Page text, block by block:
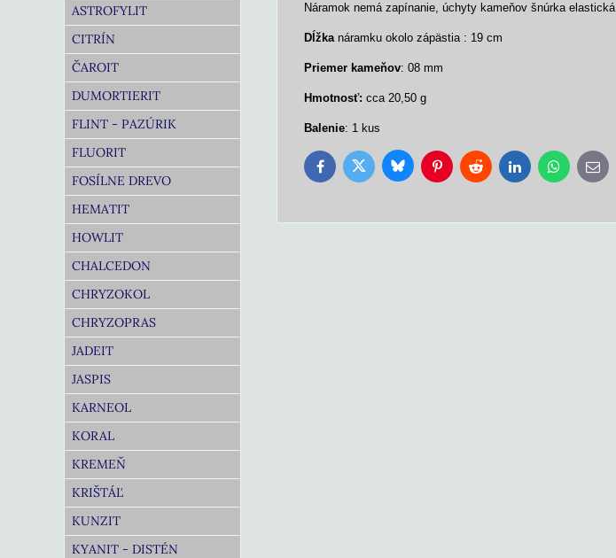
Náramok nemá zapínanie, úchyty kameňov šnúrka elastická
Dĺžkanáramku okolo zápästia : 19 cm
Priemer kameňov: 08 mm
Hmotnosť: cca 20,50 g
Balenie: 1 kus
FacebookTwitter BlueskyPinterestReddit LinkedInWhatsApp
E-
mail
ASTROFYLIT
CITRÍN
ČAROIT
DUMORTIERIT
FLINT - PAZÚRIK
FLUORIT
FOSÍLNE DREVO
HEMATIT
HOWLIT
CHALCEDON
CHRYZOKOL
CHRYZOPRAS
JADEIT
JASPIS
KARNEOL
KORAL
KREMEŇ
KRIŠTÁĽ
KUNZIT
KYANIT - DISTÉN